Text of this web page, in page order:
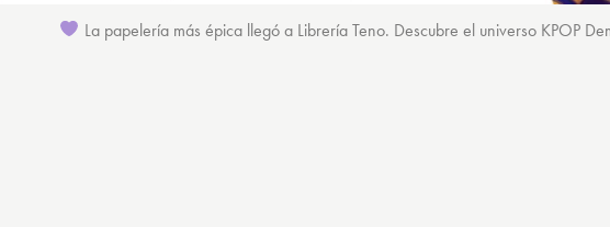
La papelería más épica llegó a Librería Teno. Descubre el universo KPOP